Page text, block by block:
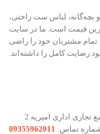
بچه‌گانه، لباس ست راحتی،
قیمت است. ما در سایت
تمام مشتریان خود را راضی
رضایت کامل را داشته‌اند.
اداری امیریه 2
تماس: 09355962011